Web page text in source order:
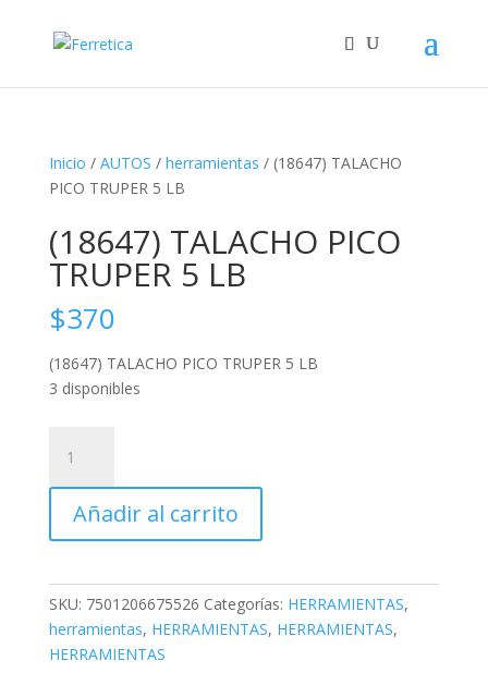
Inicio / AUTOS / herramientas / (18647) TALACHO
PICO TRUPER 5 LB
(18647) TALACHO PICO
TRUPER 5 LB
$370
(18647) TALACHO PICO TRUPER 5 LB
3 disponibles
TALACHO
PICO
TRUPER
5
cantidad
Añadir al carrito
SKU: 7501206675526 Categorías: HERRAMIENTAS,
herramientas, HERRAMIENTAS, HERRAMIENTAS,
HERRAMIENTAS